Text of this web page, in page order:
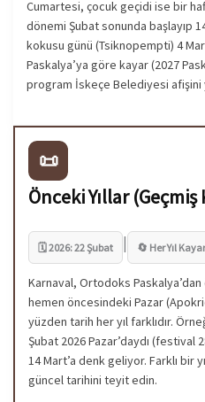
Cumartesi, çocuk geçidi ise bir
dönemi Şubat sonunda başlayıp
kokusu günü (Tsiknopempti) 4
Paskalya’ya göre kayar (2027
program İskeçe Belediyesi afişini
📜
Önceki Yıllar
🗓️ 2026: 22 Şubat | 🔄 Her Yıl Kayar
Karnaval, Ortodoks Paskalya’dan
hemen öncesindeki Pazar
yüzden tarih her yıl farklıdır.
Şubat 2026 Pazar’daydı (festival
14 Mart’a denk geliyor. Farklı bir
güncel tarihini teyit edin.